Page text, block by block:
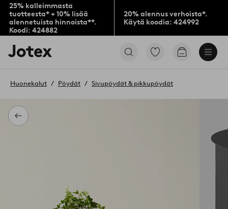
25% kalleimmasta
tuotteesta* + 10% lisää
alennetuista hinnoista**.
Koodi: 424882
20% alennus verhoista*.
Käytä koodia: 424992
Jotex-
logo
aloitussivulle
Siirry
Siirry
Takaisin
Huonekalut Pöydät Sivupöydät & pikkupöydät